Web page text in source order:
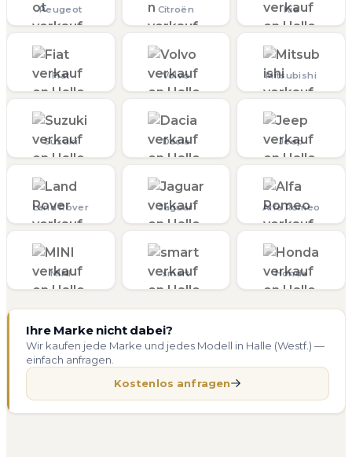
Peugeot Citroën Kia
Fiat Volvo Mitsubishi
Suzuki Dacia Jeep
Land Rover Jaguar Alfa Romeo
MINI smart Honda
Ihre Marke nicht dabei?
Wir kaufen jede Marke und jedes Modell in Halle (Westf.) —
einfach anfragen.
Kostenlos anfragen